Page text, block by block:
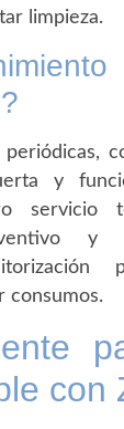
limpieza.
y
servicio
y
consumos.
con